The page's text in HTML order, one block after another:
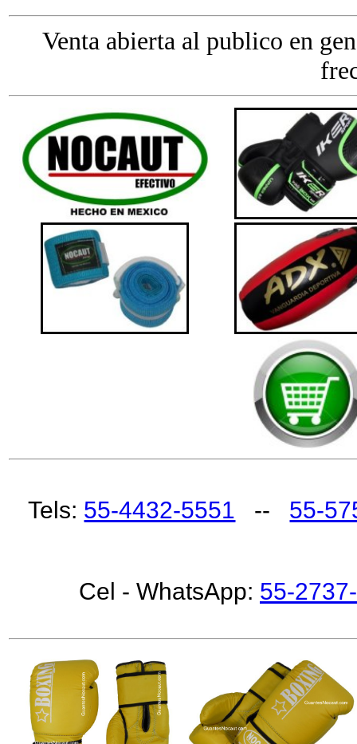
Venta abierta al publico en
Tels: 55-4432-5551 -- 55-
Cel - WhatsApp: 55-